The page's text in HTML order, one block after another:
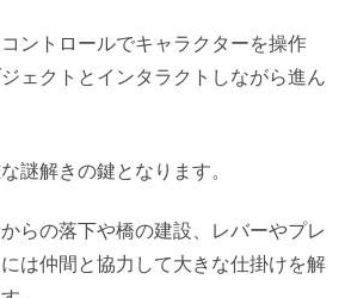
ントロールでキャラクターを操作
ェクトとインタラクトしながら進ん
謎解きの鍵となります。
らの落下や橋の建設、レバーやプレ
は仲間と協力して大きな仕掛けを解